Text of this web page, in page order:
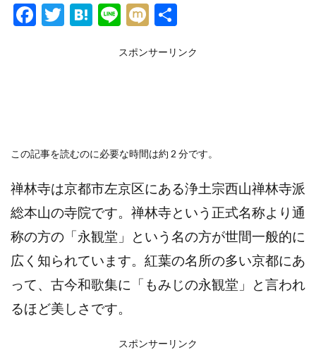
F
k
T
H Li
e
M
スポンサーリンク
この記事を読むのに必要な時間は約 2 分です。
禅林寺は京都市左京区にある浄土宗西山禅林寺派
総本山の寺院です。禅林寺という正式名称より通
称の方の「永観堂」という名の方が世間一般的に
広く知られています。紅葉の名所の多い京都にあ
って、古今和歌集に「もみじの永観堂」と言われ
るほど美しさです。
スポンサーリンク